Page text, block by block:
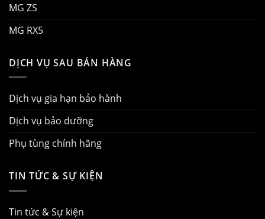
MG ZS
MG RX5
DỊCH VỤ SAU BÁN HÀNG
Dịch vụ gia hạn bảo hành
Dịch vụ bảo dưỡng
Phụ tùng chính hãng
TIN TỨC & SỰ KIỆN
Tin tức & Sự kiện